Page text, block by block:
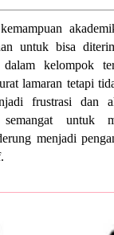
untuk bisa
kelompok
lamaran tetapi
frustrasi dan
untuk
menjadi